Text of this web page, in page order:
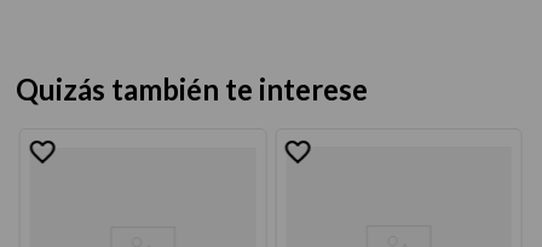
Quizás también te interese